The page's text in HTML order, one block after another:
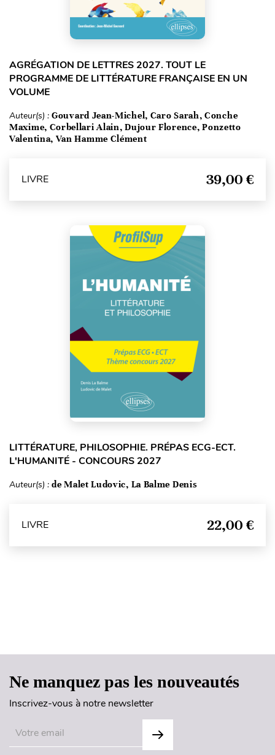
AGRÉGATION DE LETTRES 2027. TOUT LE
PROGRAMME DE LITTÉRATURE FRANÇAISE EN UN
VOLUME
Auteur(s) : Gouvard Jean-Michel, Caro Sarah, Conche
Maxime, Corbellari Alain, Dujour Florence, Ponzetto
Valentina, Van Hamme Clément
LIVRE 39,00 €
LITTÉRATURE, PHILOSOPHIE. PRÉPAS ECG-ECT.
L'HUMANITÉ - CONCOURS 2027
Auteur(s) : de Malet Ludovic, La Balme Denis
LIVRE 22,00 €
Ne manquez pas les nouveautés
Inscrivez-vous à notre newsletter